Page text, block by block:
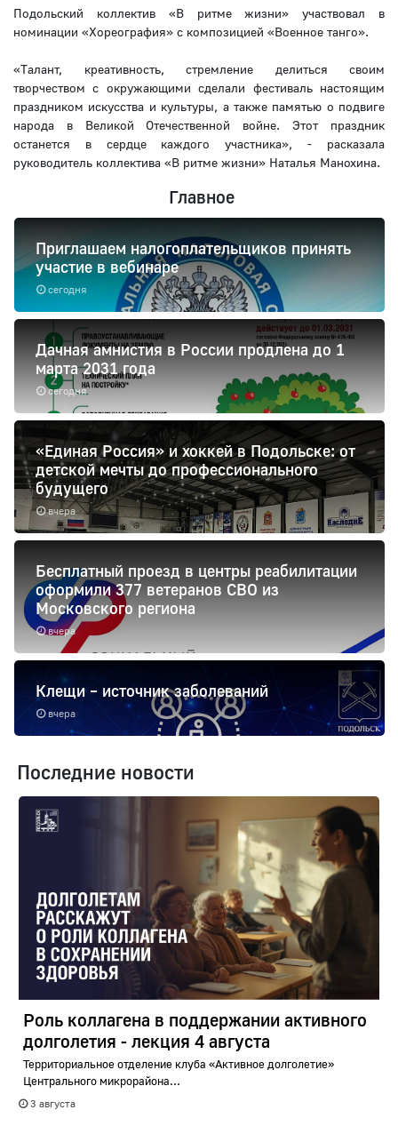
Подольский коллектив «В ритме жизни» участвовал в
номинации «Хореография» с композицией «Военное танго».
«Талант, креативность, стремление делиться своим
творчеством с окружающими сделали фестиваль настоящим
праздником искусства и культуры, а также памятью о подвиге
народа в Великой Отечественной войне. Этот праздник
останется в сердце каждого участника», - расказала
руководитель коллектива «В ритме жизни» Наталья Манохина.
Главное
сегодня
Приглашаем налогоплательщиков принять
участие в вебинаре
сегодня
Дачная амнистия в России продлена до 1
марта 2031 года
вчера
«Единая Россия» и хоккей в Подольске: от
детской мечты до профессионального
будущего
вчера
Бесплатный проезд в центры реабилитации
оформили 377 ветеранов СВО из
Московского региона
вчера
Клещи – источник заболеваний
Последние новости
Роль коллагена в поддержании активного
долголетия - лекция 4 августа
Территориальное отделение клуба «Активное долголетие»
Центрального микрорайона...
3 августа